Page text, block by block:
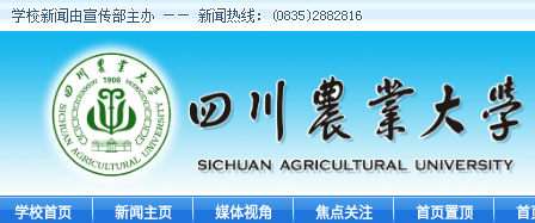
学校首页 新闻主页 媒体视角 焦点关注 首页置顶 首